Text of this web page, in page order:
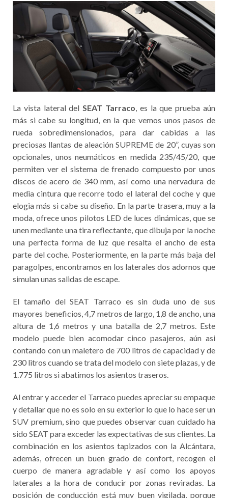
La vista lateral delSEAT Tarraco, es la que prueba aún
más si cabe su longitud, en la que vemos unos pasos de
rueda sobredimensionados, para dar cabidas a las
preciosas llantas de aleación SUPREME de 20”, cuyas son
opcionales, unos neumáticos en medida 235/45/20, que
permiten ver el sistema de frenado compuesto por unos
discos de acero de 340 mm, así como una nervadura de
media cintura que recorre todo el lateral del coche y que
elogia más si cabe su diseño. En la parte trasera, muy a la
moda, ofrece unos pilotos LED de luces dinámicas, que se
unen mediante una tira reflectante, que dibuja por la noche
una perfecta forma de luz que resalta el ancho de esta
parte del coche. Posteriormente, en la parte más baja del
paragolpes, encontramos en los laterales dos adornos que
simulan unas salidas de escape.
El tamaño del SEAT Tarraco es sin duda uno de sus
mayores beneficios, 4,7 metros de largo, 1,8 de ancho, una
altura de 1,6 metros y una batalla de 2,7 metros. Este
modelo puede bien acomodar cinco pasajeros, aún asi
contando con un maletero de 700 litros de capacidad y de
230 litros cuando se trata del modelo con siete plazas, y de
1.775 litros si abatimos los asientos traseros.
Al entrar y acceder el Tarraco puedes apreciar su empaque
y detallar que no es solo en su exterior lo que lo hace ser un
SUV premium, sino que puedes observar cuan cuidado ha
sido SEAT para exceder las expectativas de sus clientes. La
combinación en los asientos tapizados con la Alcántara,
además, ofrecen un buen grado de confort, recogen el
cuerpo de manera agradable y así como los apoyos
laterales a la hora de conducir por zonas reviradas. La
posición de conducción está muy buen vigilada, porque